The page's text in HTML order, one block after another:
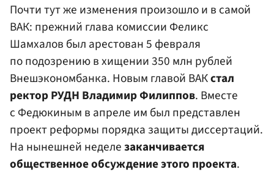
Почти тут же изменения произошло и в самой
ВАК: прежний глава комиссии Феликс
Шамхалов был арестован 5 февраля
по подозрению в хищении 350 млн рублей
Внешэкономбанка. Новым главой ВАКстал
ректорРУДН Владимир Филиппов. Вместе
с Федюкиным в апреле им был представлен
проект реформы порядка защиты диссертаций.
На нынешней неделезаканчивается
общественное обсуждение этого проекта.